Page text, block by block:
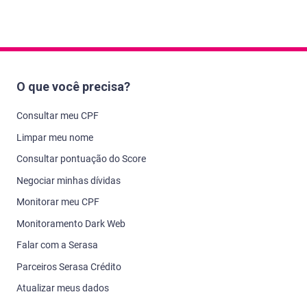
O que você precisa?
Consultar meu CPF
Limpar meu nome
Consultar pontuação do Score
Negociar minhas dívidas
Monitorar meu CPF
Monitoramento Dark Web
Falar com a Serasa
Parceiros Serasa Crédito
Atualizar meus dados